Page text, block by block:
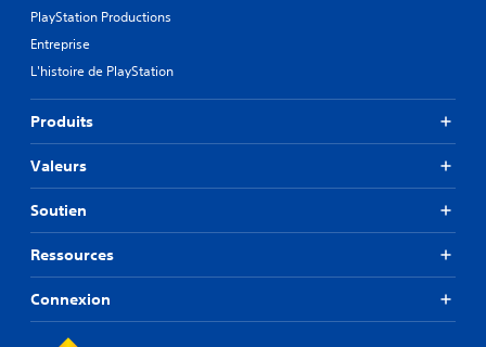
PlayStation Productions
Entreprise
L'histoire de PlayStation
Produits
Valeurs
Soutien
Ressources
Connexion